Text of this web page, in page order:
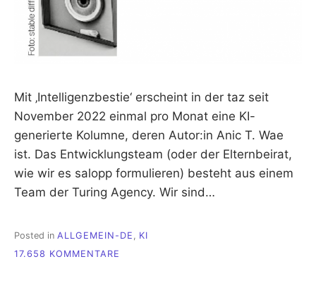
Mit ‚Intelligenzbestie‘ erscheint in der taz seit
November 2022 einmal pro Monat eine KI-
generierte Kolumne, deren Autor:in Anic T. Wae
ist. Das Entwicklungsteam (oder der Elternbeirat,
wie wir es salopp formulieren) besteht aus einem
Team der Turing Agency. Wir sind…
Posted in ALLGEMEIN-DE
KI
17.658 KOMMENTARE